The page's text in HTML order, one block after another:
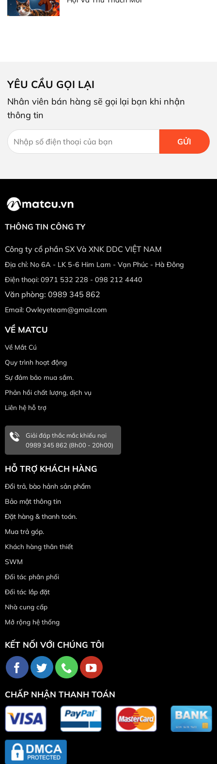
YÊU CẦU GỌI LẠI
Nhân viên bán hàng sẽ gọi lại bạn khi nhận
thông tin
THÔNG TIN CÔNG TY
Công ty cổ phần SX Và XNK DDC VIỆT NAM
Địa chỉ: No 6A - LK 5-6 Him Lam - Vạn Phúc - Hà Đông
Điện thoại: 0971 532 228 - 098 212 4440
Văn phòng: 0989 345 862
Email: Owleyeteam@gmail.com
VỀ MATCU
Về Mắt Cú
Quy trình hoạt động
Sự đảm bảo mua sắm.
Phản hồi chất lượng, dịch vụ
Liên hệ hỗ trợ
Giải đáp thắc mắc khiếu nại
0989 345 862 (8h00 - 20h00)
HỖ TRỢ KHÁCH HÀNG
Đổi trả, bào hảnh sản phẩm
Bảo mật thông tin
Đặt hàng & thanh toán.
Mua trả góp.
Khách hàng thân thiết
SWM
Đối tác phân phối
Đối tác lắp đặt
Nhà cung cấp
Mở rộng hệ thống
KẾT NỐI VỚI CHÚNG TÔI
CHẤP NHẬN THANH TOÁN